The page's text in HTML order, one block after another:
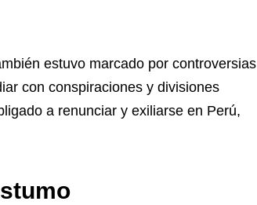
estuvo marcado por controversias
con conspiraciones y divisiones
a renunciar y exiliarse en Perú,